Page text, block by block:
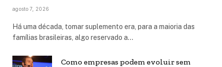
agosto 7, 2026
Há uma década, tomar suplemento era, para a maioria das
famílias brasileiras, algo reservado a…
Como empresas podem evoluir sem